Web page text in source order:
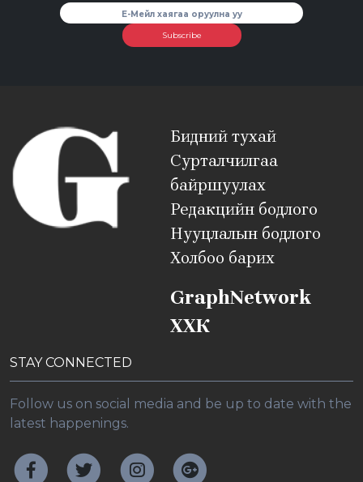
Subscribe
Бидний тухай
Сурталчилгаа
байршуулах
Редакцийн бодлого
Нууцлалын бодлого
Холбоо барих
GraphNetwork
ХХК
STAY CONNECTED
Follow us on social media and be up to date with the
latest happenings.